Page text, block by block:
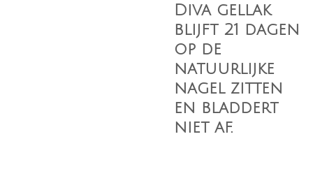
Diva gellak
blijft 21 dagen
op de
natuurlijke
nagel zitten
en bladdert
niet af.